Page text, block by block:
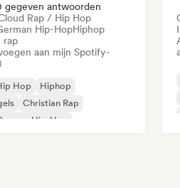
gegeven antwoorden
Rap / Hip Hop
Hip-HopHiphop
rap
aan mijn Spotify-
Hop
Hiphop
Christian Rap
Hip-Hop